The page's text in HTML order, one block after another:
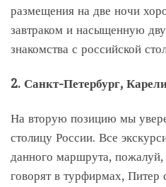
размещения на две ночи
завтраком и насыщенную
знакомства с российской
2. Санкт-Петербург,
На вторую позицию мы
столицу России. Все
данного маршрута,
говорят в турфирмах, Питер